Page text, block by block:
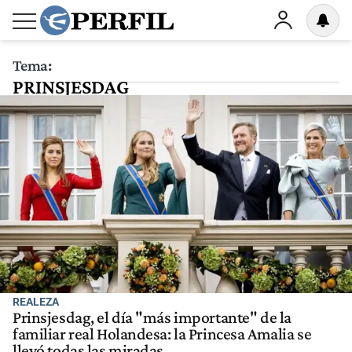
Tema:
PRINSJESDAG
REALEZA
Prinsjesdag, el día "más importante" de la
familiar real Holandesa: la Princesa Amalia se